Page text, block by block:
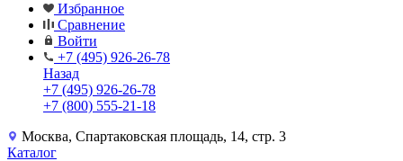
Избранное
Сравнение
Войти
+7 (495) 926-26-78
Назад
+7 (495) 926-26-78
+7 (800) 555-21-18
Москва, Спартаковская площадь, 14, стр. 3
Каталог